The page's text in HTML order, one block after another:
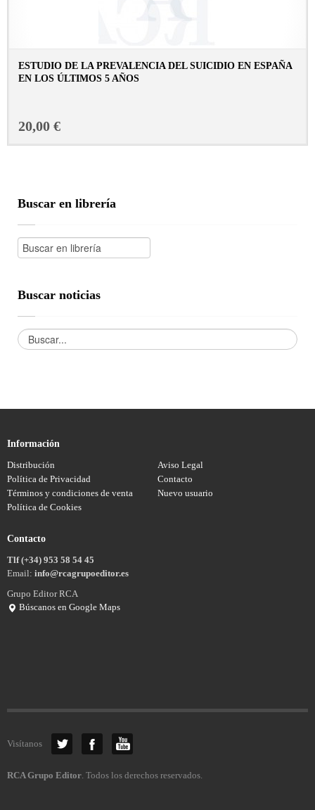
ESTUDIO DE LA PREVALENCIA DEL SUICIDIO EN ESPAÑA
EN LOS ÚLTIMOS 5 AÑOS
20,00 €
Buscar en librería
Buscar noticias
Información
Distribución
Aviso Legal
Política de Privacidad
Contacto
Términos y condiciones de venta
Nuevo usuario
Política de Cookies
Contacto
Tlf (+34) 953 58 54 45
Email: info@rcagrupoeditor.es
Grupo Editor RCA
Búscanos en Google Maps
Visítanos
RCA Grupo Editor. Todos los derechos reservados.